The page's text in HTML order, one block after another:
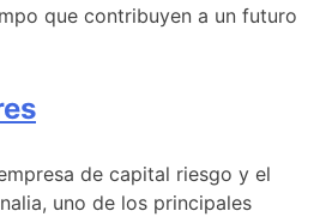
que contribuyen a un futuro
de capital riesgo y el
uno de los principales